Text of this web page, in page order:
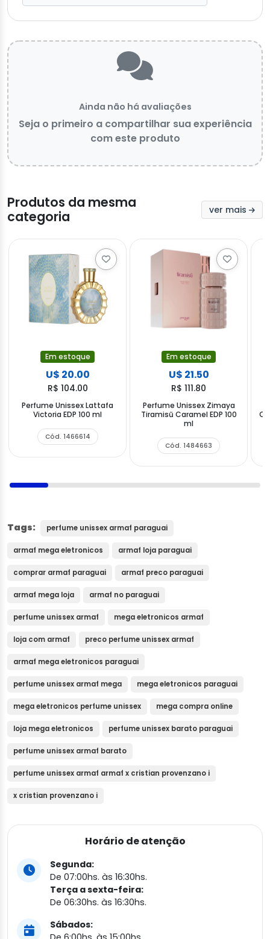
Ainda não há avaliações
Seja o primeiro a compartilhar sua experiência
com este produto
Produtos da mesma
categoria
ver mais
Em estoque
U$ 20.00
R$ 104.00
Perfume Unissex Lattafa
Victoria EDP 100 ml
Cód. 1466614
Em estoque
U$ 21.50
R$ 111.80
Perfume Unissex Zimaya
Tiramisũ Caramel EDP 100
ml
Cód. 1484663
Tags: perfume unissex armaf paraguai
armaf mega eletronicos armaf loja paraguai
comprar armaf paraguai armaf preco paraguai
armaf mega loja armaf no paraguai
perfume unissex armaf mega eletronicos armaf
loja com armaf preco perfume unissex armaf
armaf mega eletronicos paraguai
perfume unissex armaf mega mega eletronicos paraguai
mega eletronicos perfume unissex mega compra online
loja mega eletronicos perfume unissex barato paraguai
perfume unissex armaf barato
perfume unissex armaf armaf x cristian provenzano i
x cristian provenzano i
Horário de atenção
Segunda:
De 07:00hs. às 16:30hs.
Terça a sexta-feira:
De 06:30hs. às 16:30hs.
Sábados: